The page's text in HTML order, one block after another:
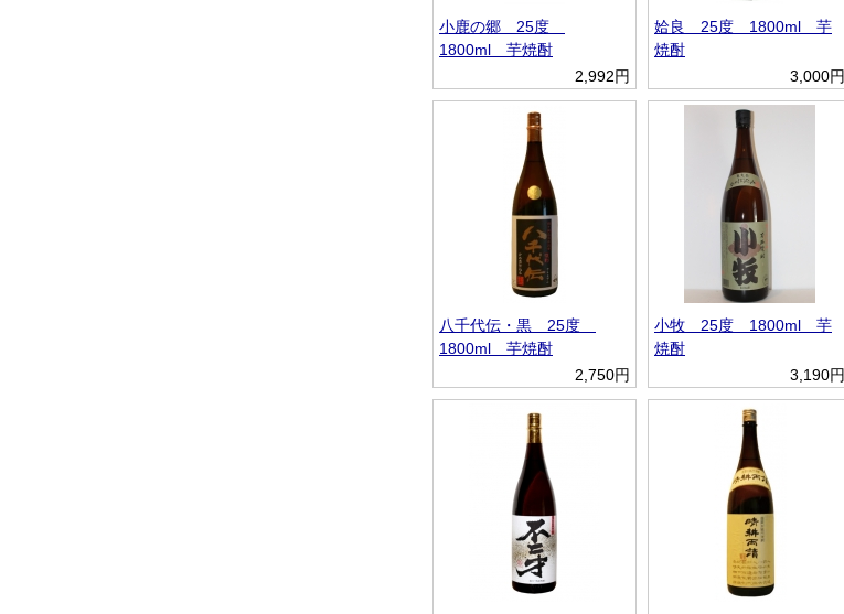
小鹿の郷 25度
1800ml 芋焼酎
2,992円
姶良 25度 1800ml 芋
焼酎
3,000円
八千代伝・黒 25度
1800ml 芋焼酎
2,750円
小牧 25度 1800ml 芋
焼酎
3,190円